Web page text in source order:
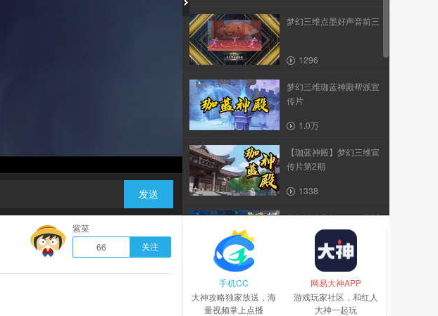
发送
梦幻三维点墨好声音前三
1296
梦幻三维珈蓝神殿帮派宣
传片
1.0万
【珈蓝神殿】梦幻三维宣
传片第2期
1338
梦幻战斗剪辑_30S_崇川
_1216（2）
《仙鹿·情劫》桃花诺 菀
大师作品
紫菜
66
关注
手机CC
大神攻略独家放送，海
量视频掌上点播
网易大神APP
游戏玩家社区，和红人
大神一起玩